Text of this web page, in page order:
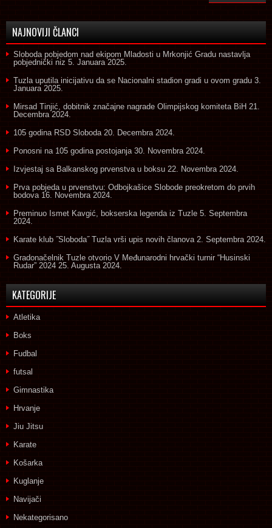
NAJNOVIJI ČLANCI
Sloboda pobjedom nad ekipom Mladosti u Mrkonjić Gradu nastavlja
pobjednički niz 5. Januara 2025.
Tuzla uputila inicijativu da se Nacionalni stadion gradi u ovom gradu 3.
Januara 2025.
Mirsad Tinjić, dobitnik značajne nagrade Olimpijskog komiteta BiH 21.
Decembra 2024.
105 godina RSD Sloboda 20. Decembra 2024.
Ponosni na 105 godina postojanja 30. Novembra 2024.
Izvjestaj sa Balkanskog prvenstva u boksu 22. Novembra 2024.
Prva pobjeda u prvenstvu: Odbojkašice Slobode preokretom do prvih
bodova 16. Novembra 2024.
Preminuo Ismet Kavgić, bokserska legenda iz Tuzle 5. Septembra
2024.
Karate klub ˝Sloboda˝ Tuzla vrši upis novih članova 2. Septembra 2024.
Gradonačelnik Tuzle otvorio V Međunarodni hrvački turnir “Husinski
Rudar” 2024 25. Augusta 2024.
KATEGORIJE
Atletika
Boks
Fudbal
futsal
Gimnastika
Hrvanje
Jiu Jitsu
Karate
Košarka
Kuglanje
Navijači
Nekategorisano